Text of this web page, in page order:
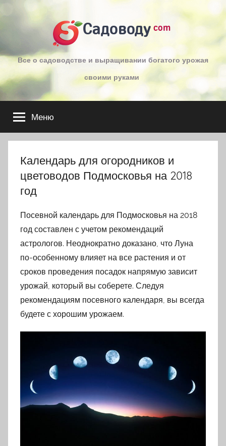
к
Садоводу com
Все о садоводстве и выращивании богатого урожая
своими руками
Меню
Календарь для огородников и
цветоводов Подмосковья на 2018
год
Посевной календарь для Подмосковья на 2018
год составлен с учетом рекомендаций
астрологов. Неоднократно доказано, что Луна
по-особенному влияет на все растения и от
сроков проведения посадок напрямую зависит
урожай, который вы соберете. Следуя
рекомендациям посевного календаря, вы всегда
будете с хорошим урожаем.